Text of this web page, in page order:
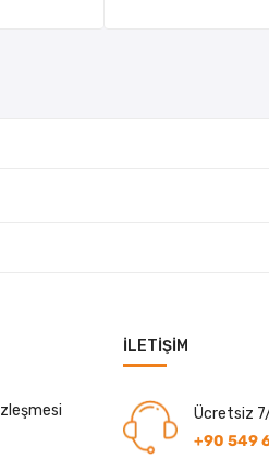
İLETIŞIM
Ücretsiz
+90 549